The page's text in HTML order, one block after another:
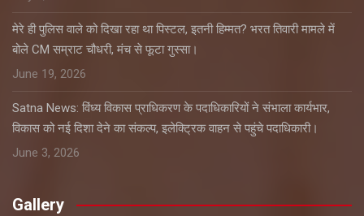
मेरे ही पुलिस वाले को दिखा रहा था पिस्टल, इतनी हिम्मत? भरत तिवारी मामले में
बोले CM सम्राट चौधरी, मंच से फूटा गुस्सा।
June 19, 2026
Satna News: विंध्य विकास प्राधिकरण के पदाधिकारियों ने संभाला कार्यभार,
विकास को नई दिशा देने का संकल्प, इलेक्ट्रिक वाहन से पहुंचे पदाधिकारी।
June 3, 2026
Gallery